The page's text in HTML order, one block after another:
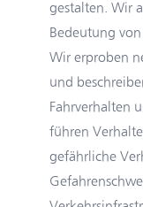
gestalten. Wir
Bedeutung
Wir erproben
und
Fahrverhalten
führen
gefährliche